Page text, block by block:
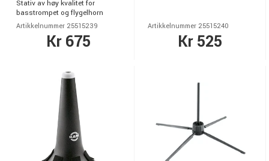
Stativ av høy kvalitet for
basstrompet og flygelhorn
Artikkelnummer 25515239
Kr 675
Artikkelnummer 25515240
Kr 525